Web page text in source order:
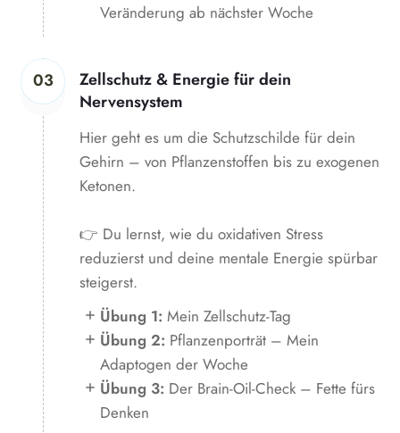
Veränderung ab nächster Woche
03
Zellschutz & Energie für dein
Nervensystem
Hier geht es um die Schutzschilde für dein
Gehirn – von Pflanzenstoffen bis zu exogenen
Ketonen.
👉 Du lernst, wie du oxidativen Stress
reduzierst und deine mentale Energie spürbar
steigerst.
Übung 1:Mein Zellschutz-Tag
Übung 2: Pflanzenporträt – Mein
Adaptogen der Woche
Übung 3: Der Brain-Oil-Check – Fette fürs
Denken